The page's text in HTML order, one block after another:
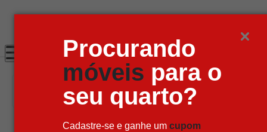
Procurando
móveis para o
seu quarto?
Cadastre-se e ganhe um cupom